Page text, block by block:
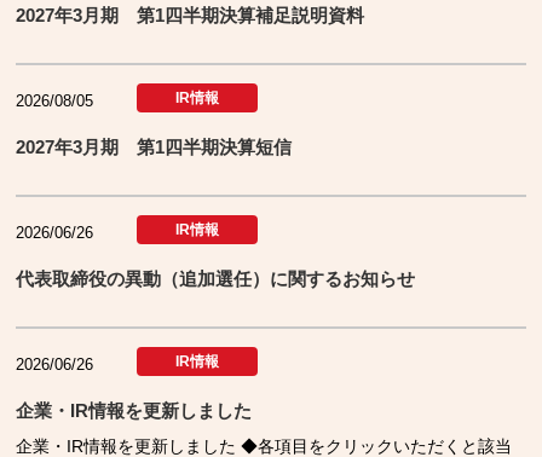
2027年3月期 第1四半期決算補足説明資料
2026/08/05 IR情報
2027年3月期 第1四半期決算短信
2026/06/26 IR情報
代表取締役の異動（追加選任）に関するお知らせ
2026/06/26 IR情報
企業・IR情報を更新しました
企業・IR情報を更新しました ◆各項目をクリックいただくと該当